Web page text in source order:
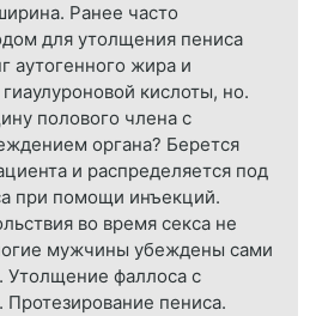
Ранее часто
для утолщения пениса
аутогенного жира и
кислоты, но.
полового члена с
органа? Берется
и распределяется под
при помощи инъекций.
во время секса не
мужчины убеждены сами
Утолщение фаллоса с
пениса.